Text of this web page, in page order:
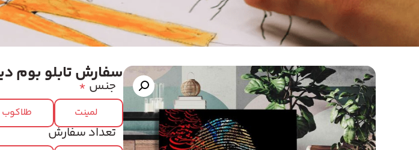
سفارش تابلو بوم
* جنس
لمینت طلاکوب
تعداد سفارش